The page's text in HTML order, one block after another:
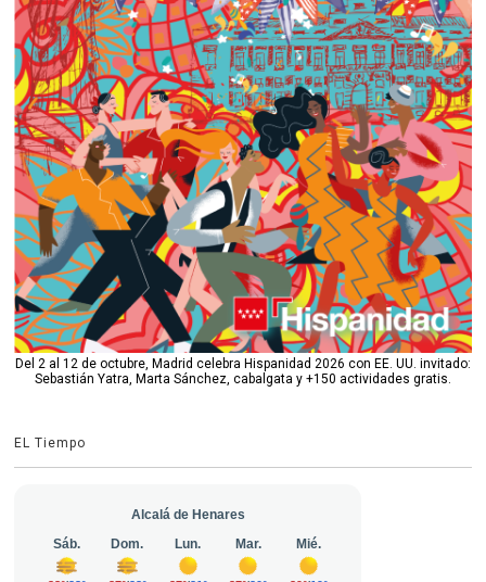
Del 2 al 12 de octubre, Madrid celebra Hispanidad 2026 con EE. UU. invitado:
Sebastián Yatra, Marta Sánchez, cabalgata y +150 actividades gratis.
EL Tiempo